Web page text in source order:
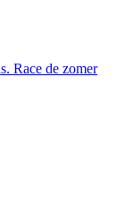
Race de zomer